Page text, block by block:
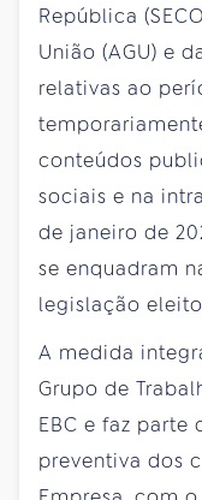
República
União (AGU) e
relativas ao
conteúdos
sociais e na
de janeiro de
se enquadram
legislação
A medida
Grupo de
EBC e faz parte
preventiva dos